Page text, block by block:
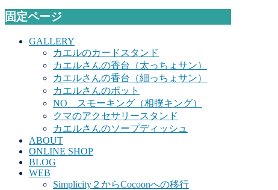
固定ページ
GALLERY
カエルのカードスタンド
カエルさんの香台（太っちょサン）
カエルさんの香台（細っちょサン）
カエルさんのポット
NO スモーキング（相撲キング）
クマのアクセサリースタンド
カエルさんのソープディッシュ
ABOUT
ONLINE SHOP
BLOG
WEB
Simplicity２からCocoonへの移行